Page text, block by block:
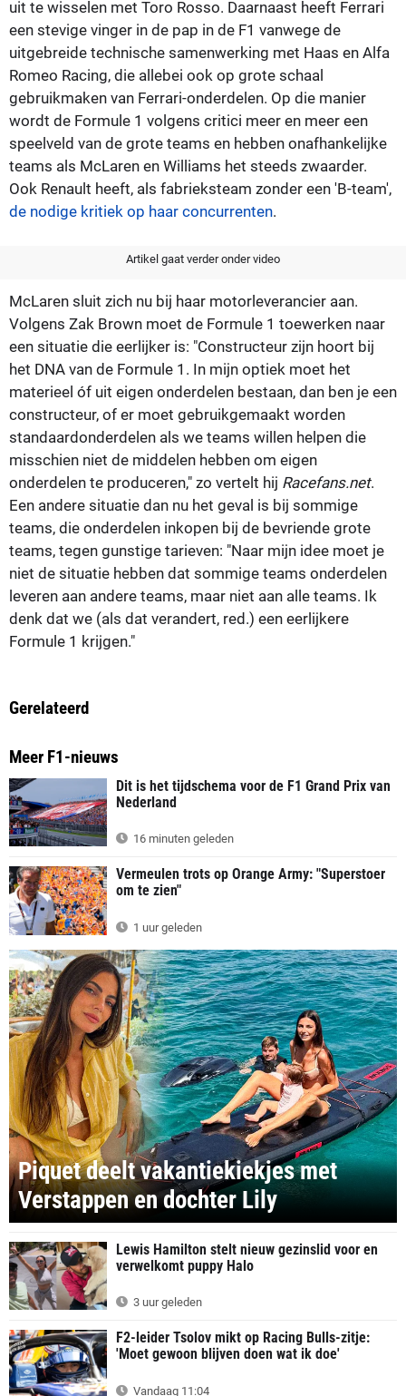
uit te wisselen met Toro Rosso. Daarnaast heeft Ferrari
een stevige vinger in de pap in de F1 vanwege de
uitgebreide technische samenwerking met Haas en Alfa
Romeo Racing, die allebei ook op grote schaal
gebruikmaken van Ferrari-onderdelen. Op die manier
wordt de Formule 1 volgens critici meer en meer een
speelveld van de grote teams en hebben onafhankelijke
teams als McLaren en Williams het steeds zwaarder.
Ook Renault heeft, als fabrieksteam zonder een 'B-team',
de nodige kritiek op haar concurrenten.
Artikel gaat verder onder video
McLaren sluit zich nu bij haar motorleverancier aan.
Volgens Zak Brown moet de Formule 1 toewerken naar
een situatie die eerlijker is: "Constructeur zijn hoort bij
het DNA van de Formule 1. In mijn optiek moet het
materieel óf uit eigen onderdelen bestaan, dan ben je een
constructeur, of er moet gebruikgemaakt worden
standaardonderdelen als we teams willen helpen die
misschien niet de middelen hebben om eigen
onderdelen te produceren," zo vertelt hij Racefans.net.
Een andere situatie dan nu het geval is bij sommige
teams, die onderdelen inkopen bij de bevriende grote
teams, tegen gunstige tarieven: "Naar mijn idee moet je
niet de situatie hebben dat sommige teams onderdelen
leveren aan andere teams, maar niet aan alle teams. Ik
denk dat we (als dat verandert, red.) een eerlijkere
Formule 1 krijgen."
Gerelateerd
Meer F1-nieuws
Dit is het tijdschema voor de F1 Grand Prix van
Nederland
16 minuten geleden
Vermeulen trots op Orange Army: "Superstoer
om te zien"
1 uur geleden
Piquet deelt vakantiekiekjes met
Verstappen en dochter Lily
Lewis Hamilton stelt nieuw gezinslid voor en
verwelkomt puppy Halo
3 uur geleden
F2-leider Tsolov mikt op Racing Bulls-zitje:
'Moet gewoon blijven doen wat ik doe'
Vandaag 11:04